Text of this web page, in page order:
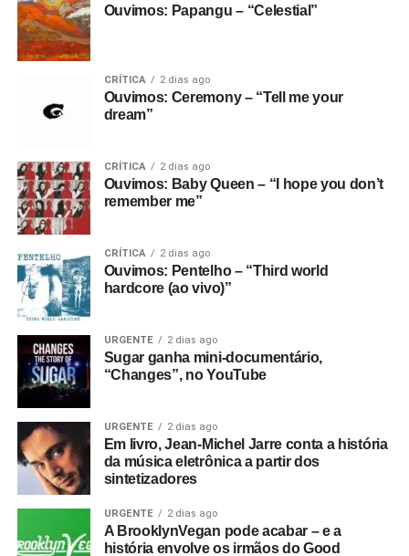
Ouvimos: Papangu – “Celestial”
CRÍTICA 2 dias ago
Ouvimos: Ceremony – “Tell me your
dream”
CRÍTICA 2 dias ago
Ouvimos: Baby Queen – “I hope you don’t
remember me”
CRÍTICA 2 dias ago
Ouvimos: Pentelho – “Third world
hardcore (ao vivo)”
URGENTE 2 dias ago
Sugar ganha mini-documentário,
“Changes”, no YouTube
URGENTE 2 dias ago
Em livro, Jean-Michel Jarre conta a história
da música eletrônica a partir dos
sintetizadores
URGENTE 2 dias ago
A BrooklynVegan pode acabar – e a
história envolve os irmãos do Good